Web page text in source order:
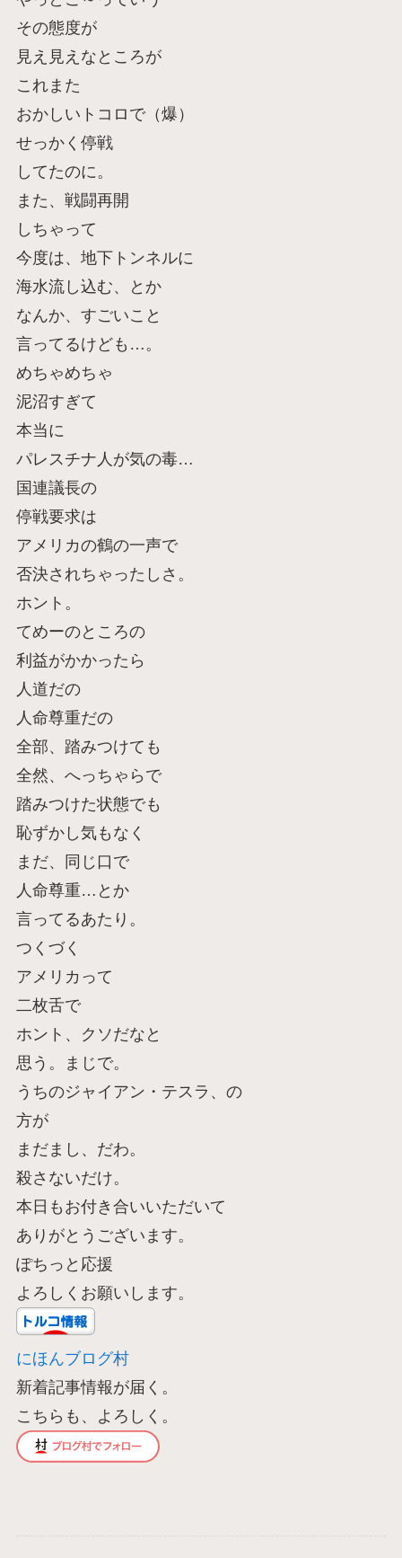
その態度が
見え見えなところが
これまた
おかしいトコロで（爆）
せっかく停戦
してたのに。
また、戦闘再開
しちゃって
今度は、地下トンネルに
海水流し込む、とか
なんか、すごいこと
言ってるけども…。
めちゃめちゃ
泥沼すぎて
本当に
パレスチナ人が気の毒…
国連議長の
停戦要求は
アメリカの鶴の一声で
否決されちゃったしさ。
ホント。
てめーのところの
利益がかかったら
人道だの
人命尊重だの
全部、踏みつけても
全然、へっちゃらで
踏みつけた状態でも
恥ずかし気もなく
まだ、同じ口で
人命尊重…とか
言ってるあたり。
つくづく
アメリカって
二枚舌で
ホント、クソだなと
思う。まじで。
うちのジャイアン・テスラ、の
方が
まだまし、だわ。
殺さないだけ。
本日もお付き合いいただいて
ありがとうございます。
ぽちっと応援
よろしくお願いします。
にほんブログ村
新着記事情報が届く。
こちらも、よろしく。